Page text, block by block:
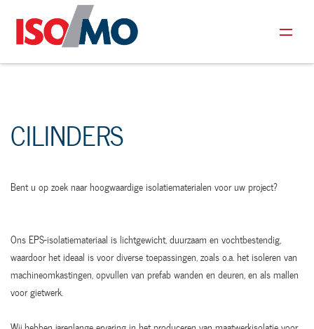
CILINDERS
Bent u op zoek naar hoogwaardige isolatiematerialen voor uw project?
Ons EPS-isolatiemateriaal is lichtgewicht, duurzaam en vochtbestendig,
waardoor het ideaal is voor diverse toepassingen, zoals o.a. het isoleren van
machineomkastingen, opvullen van prefab wanden en deuren, en als mallen
voor gietwerk.